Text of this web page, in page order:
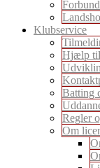
Klubservice
Hjælp
Batting
Regler
Om